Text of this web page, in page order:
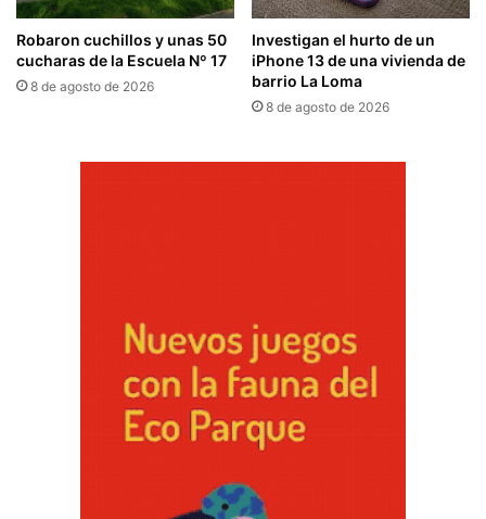
Robaron cuchillos y unas 50
cucharas de la Escuela Nº 17
8 de agosto de 2026
Investigan el hurto de un
iPhone 13 de una vivienda de
barrio La Loma
8 de agosto de 2026